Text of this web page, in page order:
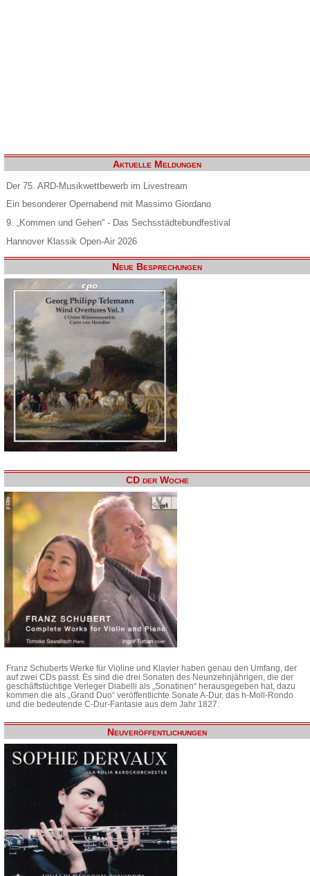
Aktuelle Meldungen
Der 75. ARD-Musikwettbewerb im Livestream
Ein besonderer Opernabend mit Massimo Giordano
9. „Kommen und Gehen“ - Das Sechsstädtebundfestival
Hannover Klassik Open-Air 2026
Neue Besprechungen
CD der Woche
Franz Schuberts Werke für Violine und Klavier haben genau den Umfang, der
auf zwei CDs passt. Es sind die drei Sonaten des Neunzehnjährigen, die der
geschäftstüchtige Verleger Diabelli als „Sonatinen“ herausgegeben hat, dazu
kommen die als „Grand Duo“ veröffentlichte Sonate A-Dur, das h-Moll-Rondo
und die bedeutende C-Dur-Fantasie aus dem Jahr 1827.
Neuveröffentlichungen